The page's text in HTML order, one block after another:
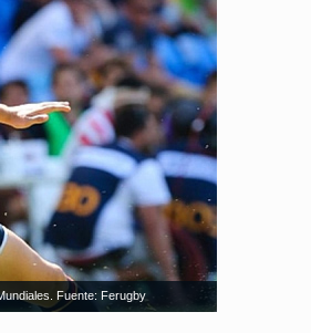
Fuente: Ferugby